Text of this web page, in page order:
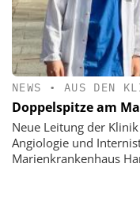
NEWS • AUS DEN
Doppelspitze am
Neue Leitung der
Angiologie und
Marienkrankenhaus